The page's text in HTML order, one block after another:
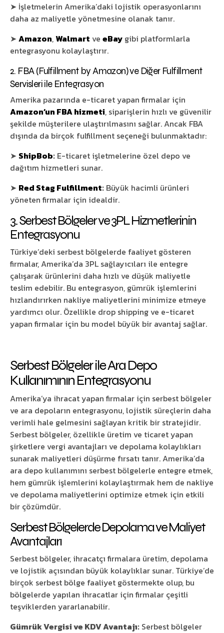
➤ İşletmelerin Amerika’daki lojistik operasyonlarını
daha az maliyetle yönetmesine olanak tanır.
➤ Amazon,Walmart ve eBay gibi platformlarla
entegrasyonu kolaylaştırır.
2. FBA (Fulfillment by Amazon) ve Diğer Fulfillment
Servisleri ile Entegrasyon
Amerika pazarında e-ticaret yapan firmalar için
Amazon’un FBA hizmeti, siparişlerin hızlı ve güvenilir
şekilde müşterilere ulaştırılmasını sağlar. Ancak FBA
dışında da birçok fulfillment seçeneği bulunmaktadır:
➤ ShipBob: E-ticaret işletmelerine özel depo ve
dağıtım hizmetleri sunar.
➤ Red Stag Fulfillment: Büyük hacimli ürünleri
yöneten firmalar için idealdir.
3. Serbest Bölgeler ve 3PL Hizmetlerinin
Entegrasyonu
Türkiye’deki serbest bölgelerde faaliyet gösteren
firmalar, Amerika’da 3PL sağlayıcıları ile entegre
çalışarak ürünlerini daha hızlı ve düşük maliyetle
teslim edebilir. Bu entegrasyon, gümrük işlemlerini
hızlandırırken nakliye maliyetlerini minimize etmeye
yardımcı olur. Özellikle drop shipping ve e-ticaret
yapan firmalar için bu model büyük bir avantaj sağlar.
Serbest Bölgeler ile Ara Depo
Kullanımının Entegrasyonu
Amerika’ya ihracat yapan firmalar için serbest bölgeler
ve ara depoların entegrasyonu, lojistik süreçlerin daha
verimli hale gelmesini sağlayan kritik bir stratejidir.
Serbest bölgeler, özellikle üretim ve ticaret yapan
şirketlere vergi avantajları ve depolama kolaylıkları
sunarak maliyetleri düşürme fırsatı tanır. Amerika’da
ara depo kullanımını serbest bölgelerle entegre etmek,
hem gümrük işlemlerini kolaylaştırmak hem de nakliye
ve depolama maliyetlerini optimize etmek için etkili
bir çözümdür.
Serbest Bölgelerde Depolama ve Maliyet
Avantajları
Serbest bölgeler, ihracatçı firmalara üretim, depolama
ve lojistik açısından büyük kolaylıklar sunar. Türkiye’de
birçok serbest bölge faaliyet göstermekte olup, bu
bölgelerde yapılan ihracatlar için firmalar çeşitli
teşviklerden yararlanabilir.
Gümrük Vergisi ve KDV Avantajı: Serbest bölgeler